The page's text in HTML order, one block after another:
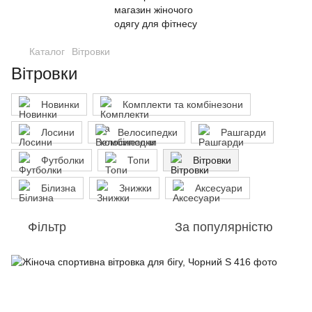
Каталог Вітровки
Вітровки
Новинки Комплекти та комбінезони
Лосини Велосипедки Рашгарди
Футболки Топи Вітровки
Білизна Знижки Аксесуари
Фільтр За популярністю